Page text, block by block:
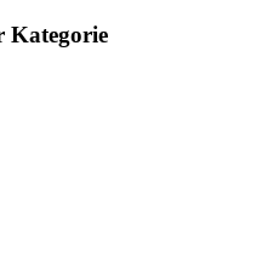
Kategorie